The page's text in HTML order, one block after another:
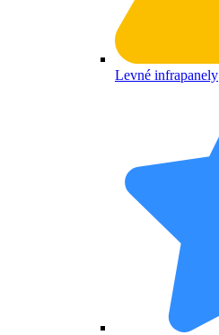
Levné infrapanely